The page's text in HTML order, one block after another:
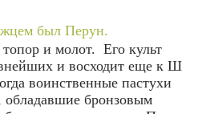
был Перун.
и молот. Его культ
и восходит еще к Ш
воинственные пастухи
обладавшие бронзовым